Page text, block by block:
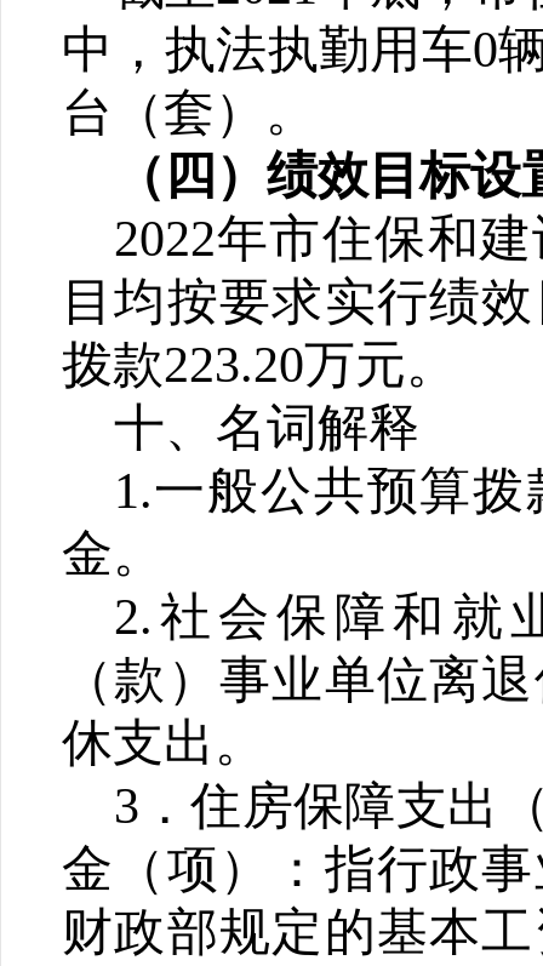
中，执法执勤用车0
台（套）。
（ 四 ）绩效目标设
2022年市住保和
目均按要求实行绩
拨款223.20万元。
十、名词解释
1.一般公共预算
金。
2.社会保障和就
（款）事业单位离
休支出。
3 ．住房保障支出
金（项）：指行政
财政部规定的基本